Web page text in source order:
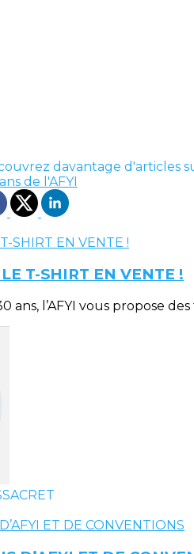
davantage d'articles
de l'AFYI
T-SHIRT EN VENTE !
ans, l’AFYI vous propose